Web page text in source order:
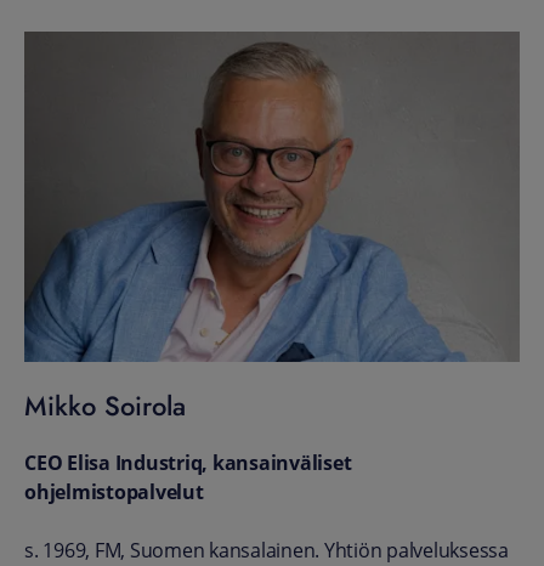
Mikko Soirola
CEO Elisa Industriq, kansainväliset
ohjelmistopalvelut
s. 1969, FM, Suomen kansalainen. Yhtiön palveluksessa